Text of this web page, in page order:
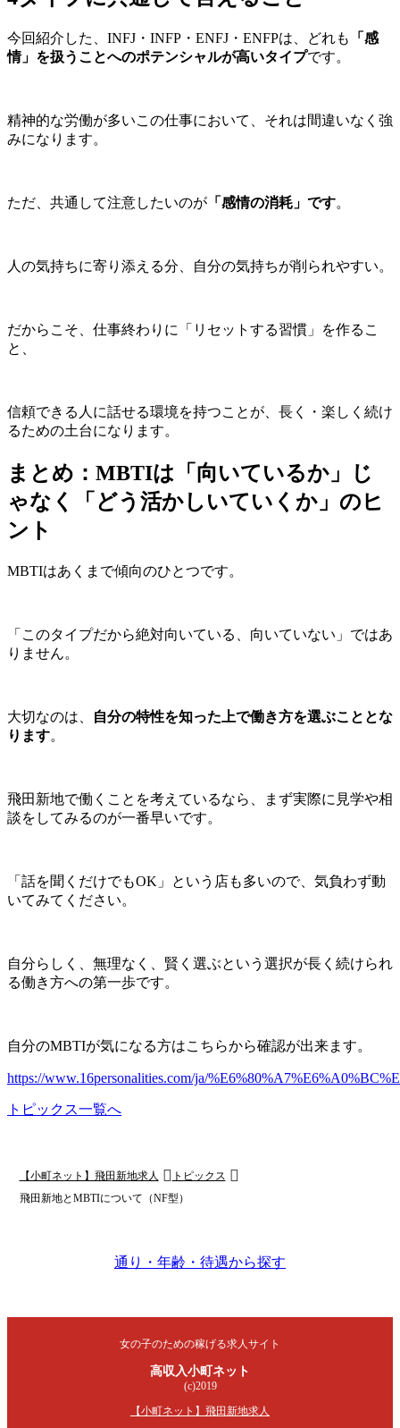
今回紹介した、INFJ・INFP・ENFJ・ENFPは、どれも
「感
情」を扱うことへのポテンシャルが高いタイプです。
精神的な労働が多いこの仕事において、それは間違いなく強
みになります。
ただ、共通して注意したいのが 「感情の消耗」です。
人の気持ちに寄り添える分、自分の気持ちが削られやすい。
だからこそ、仕事終わりに「リセットする習慣」を作るこ
と、
信頼できる人に話せる環境を持つことが、長く・楽しく続け
るための土台になります。
まとめ：MBTIは「向いているか」じ
ゃなく「どう活かしいていくか」のヒ
ント
MBTIはあくまで傾向のひとつです。
「このタイプだから絶対向いている、向いていない」ではあ
りません。
大切なのは、
自分の特性を知った上で働き方を選ぶこととな
ります。
飛田新地で働くことを考えているなら、まず実際に見学や相
談をしてみるのが一番早いです。
「話を聞くだけでもOK」という店も多いので、気負わず動
いてみてください。
自分らしく、無理なく、賢く選ぶという選択が長く続けられ
る働き方への第一歩です。
自分のMBTIが気になる方はこちらから確認が出来ます。
https://www.16personalities.com/ja/
トピックス一覧へ
【小町ネット】飛田新地求人
トピックス
飛田新地とMBTIについて（NF型）
通り・年齢・待遇から探す
女の子のための稼げる求人サイト
高収入小町ネット
(c)2019
【小町ネット】飛田新地求人